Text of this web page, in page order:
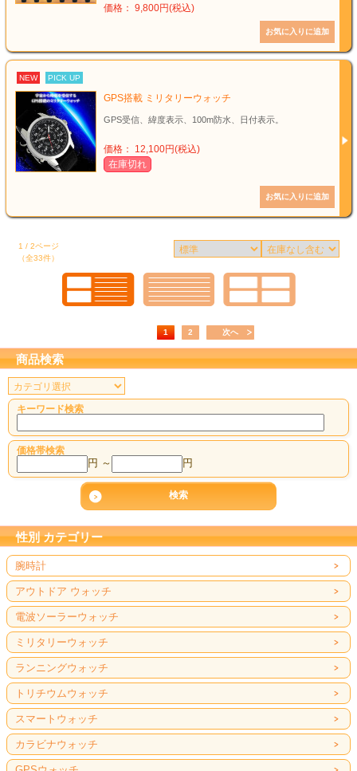
価格： 9,800円(税込)
NEW PICK UP
GPS搭載 ミリタリーウォッチ
GPS受信、緯度表示、100m防水、日付表示。
価格： 12,100円(税込)
在庫切れ
1 / 2ページ
（全33件）
1 2 次へ
商品検索
キーワード検索
価格帯検索
円 ～ 円
性別 カテゴリー
腕時計
アウトドア ウォッチ
電波ソーラーウォッチ
ミリタリーウォッチ
ランニングウォッチ
トリチウムウォッチ
スマートウォッチ
カラビナウォッチ